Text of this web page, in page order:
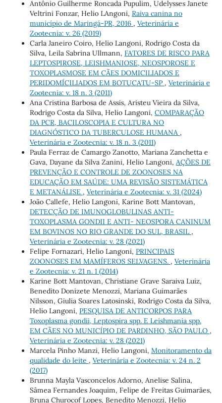
Antônio Guilherme Roncada Pupulim, Udelysses Janete
Veltrini Fonzar, Helio LAngoni, Raiva canina no
município de Maringá-PR, 2016 , Veterinária e
Zootecnia: v. 26 (2019)
Carla Janeiro Coiro, Helio Langoni, Rodrigo Costa da
Silva, Leila Sabrina Ullmann, FATORES DE RISCO PARA
LEPTOSPIROSE, LEISHMANIOSE, NEOSPOROSE E
TOXOPLASMOSE EM CÃES DOMICILIADOS E
PERIDOMÍCILIADOS EM BOTUCATU-SP , Veterinária e
Zootecnia: v. 18 n. 3 (2011)
Ana Cristina Barbosa de Assis, Aristeu Vieira da Silva,
Rodrigo Costa da Silva, Helio Langoni, COMPARAÇÃO
DA PCR, BACILOSCOPIA E CULTURA NO
DIAGNÓSTICO DA TUBERCULOSE HUMANA ,
Veterinária e Zootecnia: v. 18 n. 3 (2011)
Paula Ferraz de Camargo Zanotto, Mariana Zanchetta e
Gava, Dayane da Silva Zanini, Helio Langoni, AÇÕES DE
PREVENÇÃO E CONTROLE DE ZOONOSES NA
EDUCAÇÃO EM SAÚDE: UMA REVISÃO SISTEMÁTICA
E METANÁLISE , Veterinária e Zootecnia: v. 31 (2024)
João Callefe, Helio Langoni, Karine Bott Mantovan,
DETECÇÃO DE IMUNOGLOBULINAS ANTI-
TOXOPLASMA GONDII E ANTI- NEOSPORA CANINUM
EM BOVINOS NO RIO GRANDE DO SUL, BRASIL ,
Veterinária e Zootecnia: v. 28 (2021)
Felipe Fornazari, Helio Langoni, PRINCIPAIS
ZOONOSES EM MAMÍFEROS SELVAGENS. , Veterinária
e Zootecnia: v. 21 n. 1 (2014)
Karine Bott Mantovan, Christiane Grave Saraiva Luiz,
Benedito Donizete Menozzi, Mariana Guimarães
Nilsson, Giulia Soares Latosinski, Rodrigo Costa da Silva,
Helio Langoni, PESQUISA DE ANTICORPOS PARA
Toxoplasma gondii, Leptospira spp. E Leishmania spp.
EM CÃES NO MUNICÍPIO DE PARDINHO, SÃO PAULO ,
Veterinária e Zootecnia: v. 28 (2021)
Marcela Pinho Manzi, Helio Langoni, Monitoramento da
qualidade do leite , Veterinária e Zootecnia: v. 24 n. 2
(2017)
Brunna Mayla Vasconcelos Adorno, Anelise Salina,
Sâmea Fernandes Joaquim, Felipe de Freitas Guimarães,
Bruna Churocof Lopes, Benedito Menozzi, Helio